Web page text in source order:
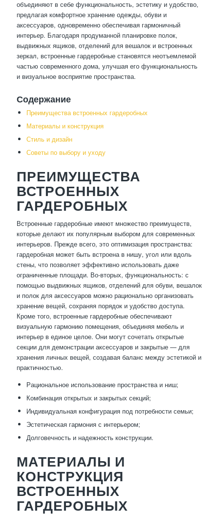
объединяют в себе функциональность, эстетику и удобство,
предлагая комфортное хранение одежды, обуви и
аксессуаров, одновременно обеспечивая гармоничный
интерьер. Благодаря продуманной планировке полок,
выдвижных ящиков, отделений для вешалок и встроенных
зеркал, встроенные гардеробные становятся неотъемлемой
частью современного дома, улучшая его функциональность
и визуальное восприятие пространства.
Содержание
Преимущества встроенных гардеробных
Материалы и конструкция
Стиль и дизайн
Советы по выбору и уходу
ПРЕИМУЩЕСТВА
ВСТРОЕННЫХ
ГАРДЕРОБНЫХ
Встроенные гардеробные имеют множество преимуществ,
которые делают их популярным выбором для современных
интерьеров. Прежде всего, это оптимизация пространства:
гардеробная может быть встроена в нишу, угол или вдоль
стены, что позволяет эффективно использовать даже
ограниченные площади. Во-вторых, функциональность: с
помощью выдвижных ящиков, отделений для обуви, вешалок
и полок для аксессуаров можно рационально организовать
хранение вещей, сохраняя порядок и удобство доступа.
Кроме того, встроенные гардеробные обеспечивают
визуальную гармонию помещения, объединяя мебель и
интерьер в единое целое. Они могут сочетать открытые
секции для демонстрации аксессуаров и закрытые — для
хранения личных вещей, создавая баланс между эстетикой и
практичностью.
Рациональное использование пространства и ниш;
Комбинация открытых и закрытых секций;
Индивидуальная конфигурация под потребности семьи;
Эстетическая гармония с интерьером;
Долговечность и надежность конструкции.
МАТЕРИАЛЫ И
КОНСТРУКЦИЯ
ВСТРОЕННЫХ
ГАРДЕРОБНЫХ